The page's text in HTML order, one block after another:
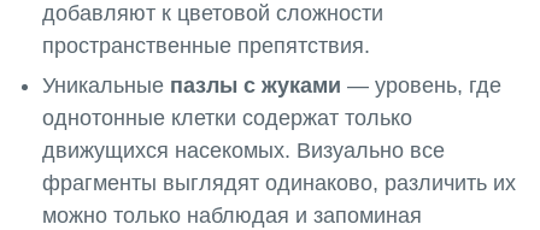
добавляют к цветовой сложности
пространственные препятствия.
Уникальные пазлы с жуками — уровень, где
однотонные клетки содержат только
движущихся насекомых. Визуально все
фрагменты выглядят одинаково, различить их
можно только наблюдая и запоминая